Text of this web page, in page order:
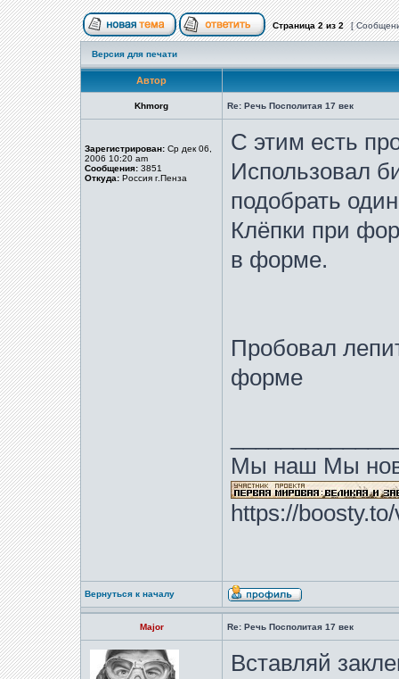
Страница2из2 [
Версия для печати
Автор
Khmorg Re: Речь Посполитая 17 век
Зарегистрирован: Ср дек 06,
2006 10:20 am
Сообщения: 3851
Откуда: Россия г.Пенза
С этим есть
Использовал
подобрать
Клёпки при
в форме.
Пробовал
форме
Мы наш Мы
https://
Вернуться к началу
Major Re: Речь Посполитая 17 век
Вставляй